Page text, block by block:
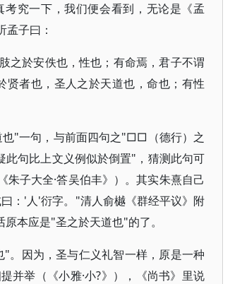
究一下，我们便会看到，无论是《孟
子曰：
之於安佚也，性也；有命焉，君子不谓
者也，圣人之於天道也，命也；有性
也"一句，与前面四句之"□□（德行）之
句比上文义例似於倒置"，猜测此句可
子大全·答吴伯丰》）。其实朱熹自己
：'人'衍字。"清人俞樾《群经平议》附
本应是"圣之於天道也"的了。
。因为，圣与仁义礼智一样，原是一种
并举（《小雅·小?》），《尚书》里说